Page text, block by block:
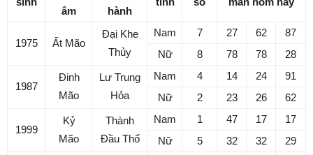
âm
hành
1975 Ất Mão
Đại Khe
Thủy
Nam 7 27 62
87
Nữ
8 78 78 28
1987
Đinh
Mão
Lư Trung
Hỏa
Nam 4 14 24
91
Nữ
2 23 26 62
1999
Kỷ
Mão
Thành
Đầu Thổ
Nam 1 47 17
17
Nữ
5 32 32 29